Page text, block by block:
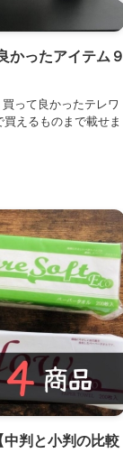
かったアイテム９
って良かったテレワ
えるものまで載せま
判と小判の比較